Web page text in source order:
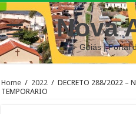
Nova
– Goiás | Portal
Home / 2022 / DECRETO 288/2022 –
TEMPORARIO